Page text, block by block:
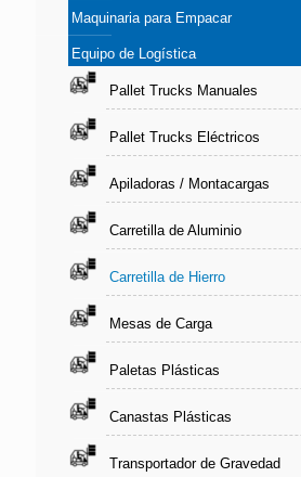
Maquinaria para Empacar
Equipo de Logística
Pallet Trucks Manuales
Pallet Trucks Eléctricos
Apiladoras / Montacargas
Carretilla de Aluminio
Carretilla de Hierro
Mesas de Carga
Paletas Plásticas
Canastas Plásticas
Transportador de Gravedad